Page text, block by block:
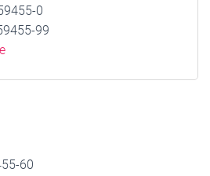
0
99
60